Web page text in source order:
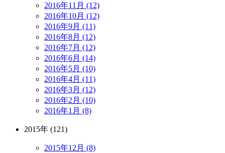
2016年11月 (12)
2016年10月 (12)
2016年9月 (11)
2016年8月 (12)
2016年7月 (12)
2016年6月 (14)
2016年5月 (10)
2016年4月 (11)
2016年3月 (12)
2016年2月 (10)
2016年1月 (8)
2015年 (121)
2015年12月 (8)